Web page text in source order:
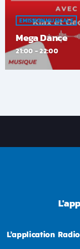
EMISSION MUSICALE
Mega Dance
21:00 - 22:00
L’application